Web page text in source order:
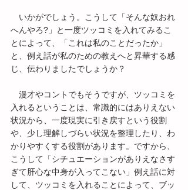
いかがでしょう。こうして「そんな奴おれ
へんやろ?」と一度ツッコミを入れてみるこ
とによって、「これは私のことだったか」
と、例え話が私のための教えへと昇華する感
じ、伝わりましたでしょうか？
漫才やコントでもそうですが、ツッコミを
入れるということは、常識的にはありえない
状況から、一度現実に引き戻すという役割
や、少し理解しづらい状況を整理したり、わ
かりやすくする役割があります。ですから、
こうして「シチュエーションがありえなさす
ぎて肝心な中身が入ってこない」例え話に対
して、ツッコミを入れることによって、ブッ